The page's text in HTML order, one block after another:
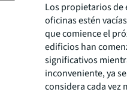
Los propietarios de
oficinas estén
que comience el
edificios han
significativos
inconveniente, ya
considera cada vez